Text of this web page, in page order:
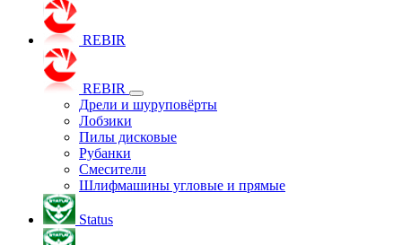
REBIR
REBIR
Дрели и шуруповёрты
Лобзики
Пилы дисковые
Рубанки
Смесители
Шлифмашины угловые и прямые
Status